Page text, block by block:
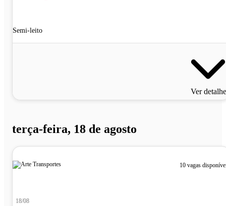
Semi-leito
Ver
terça-feira, 18 de agosto
10 vagas
18/08